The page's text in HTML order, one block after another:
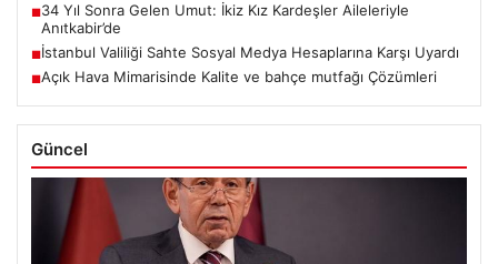
■34 Yıl Sonra Gelen Umut: İkiz Kız Kardeşler Aileleriyle
Anıtkabir’de
■İstanbul Valiliği Sahte Sosyal Medya Hesaplarına Karşı Uyardı
■Açık Hava Mimarisinde Kalite ve bahçe mutfağı Çözümleri
Güncel